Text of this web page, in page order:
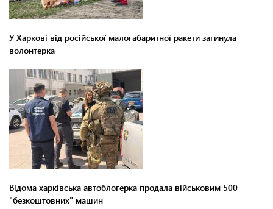
У Харкові від російської малогабаритної ракети загинула
волонтерка
Відома харківська автоблогерка продала військовим 500
"безкоштовних" машин